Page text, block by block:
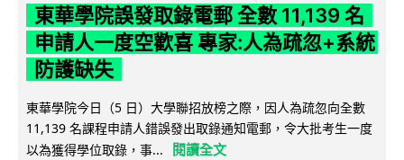
東華學院誤發取錄電郵 全數 11,139 名
申請人一度空歡喜 專家:人為疏忽+系統
防護缺失
東華學院今日（5 日）大學聯招放榜之際，因人為疏忽向全數
11,139 名課程申請人錯誤發出取錄通知電郵，令大批考生一度
以為獲得學位取錄，事...
閱讀全文